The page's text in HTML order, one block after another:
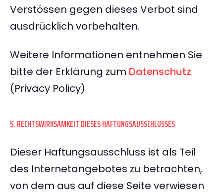
Verstössen gegen dieses Verbot sind
ausdrücklich vorbehalten.
Weitere Informationen entnehmen Sie
bitte der Erklärung zum Datenschutz
(Privacy Policy)
5. RECHTSWIRKSAMKEIT DIESES HAFTUNGSAUSSCHLUSSES
Dieser Haftungsausschluss ist als Teil
des Internetangebotes zu betrachten,
von dem aus auf diese Seite verwiesen